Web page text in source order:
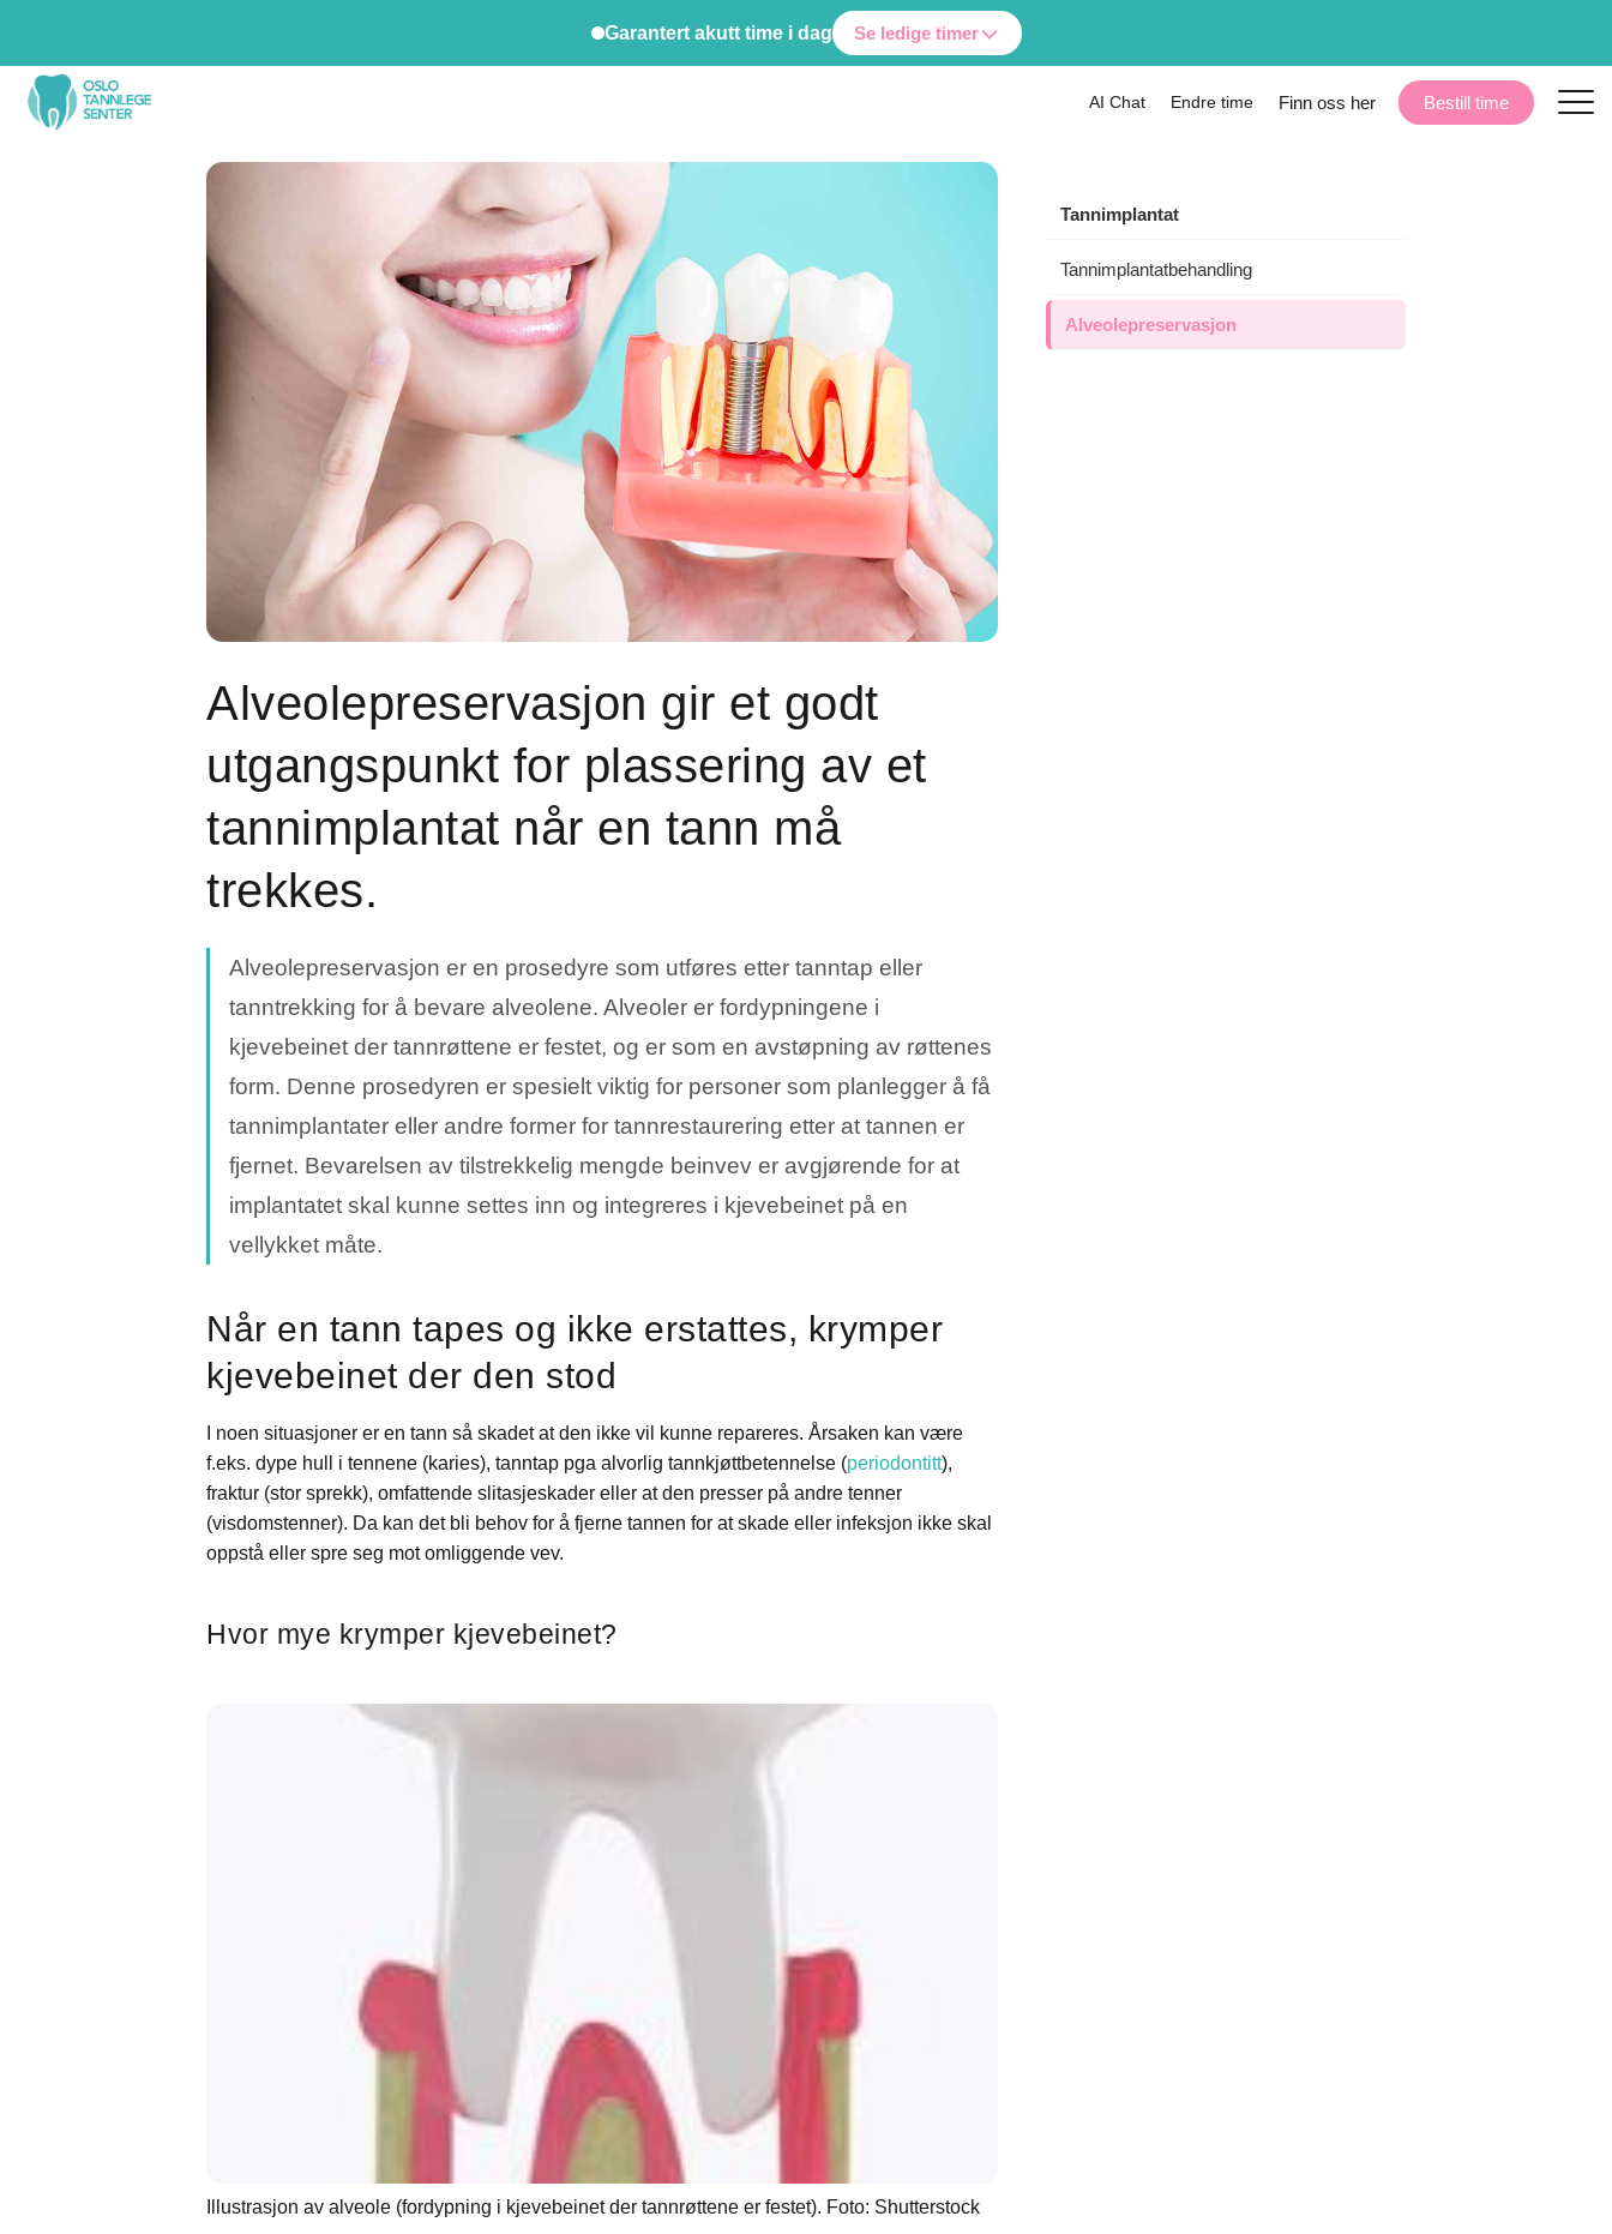
Garantert akutt time i dag Se ledige timer
AI Chat Endre time Finn oss her Bestill time
Tannbehandlinger
Permanente implantater som ser naturlige
Smerter eller skjev visdomstann? Rask og
Tannhelse
Forebyggende behandling
Med jevnlig oppfølging hos oss holder du
tennene friske lenger — og slipper å
tenke på tannlegen til hverdags.
Stopper utviklingen før det fører til tannfall.
Blødende tannkjøtt
Blør tannkjøttet? Få det sjekket nå.
Tannkjøttkorrigering
Funksjon & estetikk
Invisalign
Usynlig regulering — fra kr 34 990.
Tannbleking
Hvitere tenner på én behandling.
Edge Bonding
Løft tennene uten å slipe dem.
Hvite flekker på tennene
Skånsom behandling av hvite flekker på
tennene.
Alt om estetikk
AKTUELLE ARTIKLER
Alveolepreservasjon gir et godt
utgangspunkt for plassering av et
tannimplantat når en tann må
trekkes.
Alveolepreservasjon er en prosedyre som utføres etter tanntap eller
tanntrekking for å bevare alveolene. Alveoler er fordypningene i
kjevebeinet der tannrøttene er festet, og er som en avstøpning av røttenes
form. Denne prosedyren er spesielt viktig for personer som planlegger å få
tannimplantater eller andre former for tannrestaurering etter at tannen er
fjernet. Bevarelsen av tilstrekkelig mengde beinvev er avgjørende for at
implantatet skal kunne settes inn og integreres i kjevebeinet på en
vellykket måte.
Når en tann tapes og ikke erstattes, krymper
kjevebeinet der den stod
I noen situasjoner er en tann så skadet at den ikke vil kunne repareres. Årsaken kan være
f.eks. dype hull i tennene (karies), tanntap pga alvorlig tannkjøttbetennelse (periodontitt),
fraktur (stor sprekk), omfattende slitasjeskader eller at den presser på andre tenner
(visdomstenner). Da kan det bli behov for å fjerne tannen for at skade eller infeksjon ikke skal
oppstå eller spre seg mot omliggende vev.
Hvor mye krymper kjevebeinet?
Illustrasjon av alveole (fordypning i kjevebeinet der tannrøttene er festet). Foto: Shutterstock
Tannimplantat
Tannimplantatbehandling
Alveolepreservasjon